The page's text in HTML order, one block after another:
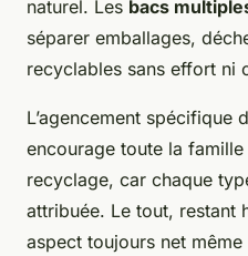
naturel. Les bacs
séparer emballages,
recyclables sans effort ni
L’agencement spécifique
encourage toute la famille
recyclage, car chaque
attribuée. Le tout, restant
aspect toujours net